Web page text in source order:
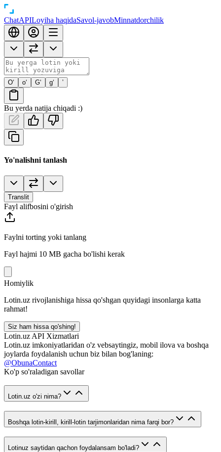
ChatAPILoyiha haqidaSavol-javobMinnatdorchilik
O‘ o‘ G‘ g‘ ’
Bu yerda natija chiqadi :)
Yo'nalishni tanlash
Translit
Fayl alifbosini o'girish
Faylni torting yoki tanlang
Fayl hajmi 10 MB gacha bo'lishi kerak
Homiylik
Lotin.uz rivojlanishiga hissa qo'shgan quyidagi insonlarga katta
rahmat!
Siz ham hissa qo'shing!
Lotin.uz API Xizmatlari
Lotin.uz imkoniyatlaridan o'z vebsaytingiz, mobil ilova va boshqa
joylarda foydalanish uchun biz bilan bog'laning:
@ObunaContact
Ko'p so'raladigan savollar
Lotin.uz o'zi nima?
Boshqa lotin-kirill, kirill-lotin tarjimonlaridan nima farqi bor?
Lotinuz saytidan qachon foydalansam bo'ladi?